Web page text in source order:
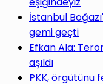
İstanbul
gemi geçti
Efkan Ala:
aşıldı
PKK, örgütünü